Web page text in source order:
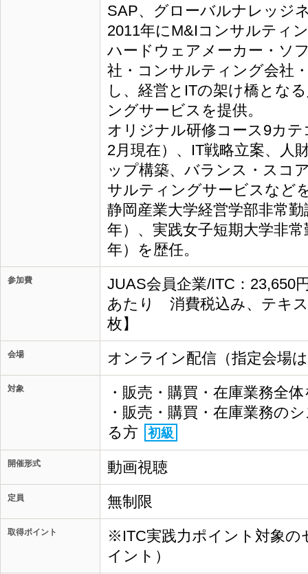
SAP、グローバルナレッジ
2011年にM&Iコンサルティ
ハードウェアメーカー・ソ
社・コンサルティング会社
し、経営とITの架け橋とな
ングサービスを提供。
オリジナル研修コース9カ
2月現在）、IT戦略立案、人
ップ構築、バランス・スコ
サルティングサービスなど
静岡産業大学経営学部非常
年）、実践女子短期大学非
年）を歴任。
参加費
JUAS会員企業/ITC：23,650
あたり 消費税込み、テキ
枚】
会場 オンライン配信（指定会場
対象
・販売・購買・在庫業務全
・販売・購買・在庫業務の
る方
初級
開催形式 動画視聴
定員 無制限
取得ポイント
※ITC実践力ポイント対象の
イント）